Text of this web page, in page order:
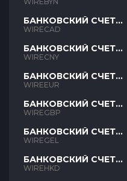
БАНКОВСКИЙ СЧЕТ
CAD
WIRECAD
БАНКОВСКИЙ СЧЕТ
CNY
WIRECNY
БАНКОВСКИЙ СЧЕТ
EUR
WIREEUR
БАНКОВСКИЙ СЧЕТ
GBP
WIREGBP
БАНКОВСКИЙ СЧЕТ
GEL
WIREGEL
БАНКОВСКИЙ СЧЕТ
HKD
WIREHKD